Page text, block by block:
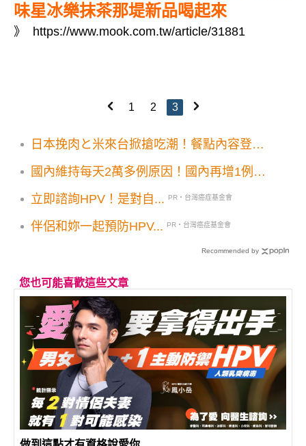
味星冰樂抹茶那堤新品喝起來
》 https://www.mook.com.tw/article/31881
1 2 3
日本挽肉と米來台掀搶吃潮！餐點內容登記
國內維持每天2萬多例原因！國內再增1例未
立即諮詢HPV！是對自...
PR・台灣癌症基金會
伴侶和妳一起預防HPV... PR・台灣癌症基金會
Recommended by
您也可能喜歡這些文章